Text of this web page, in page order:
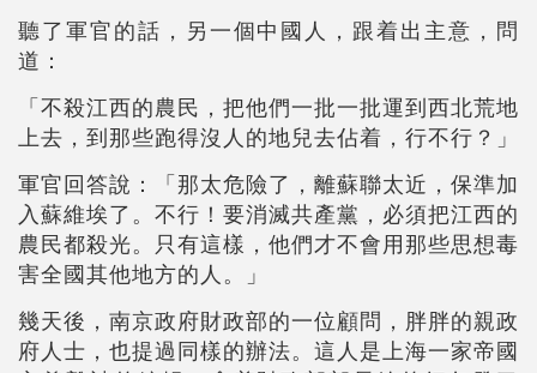
聽了軍官的話，另一個中國人，跟着出主意，問
道：
「不殺江西的農民，把他們一批一批運到西北荒地
上去，到那些跑得沒人的地兒去佔着，行不行？」
軍官回答說：「那太危險了，離蘇聯太近，保準加
入蘇維埃了。不行！要消滅共產黨，必須把江西的
農民都殺光。只有這樣，他們才不會用那些思想毒
害全國其他地方的人。」
幾天後，南京政府財政部的一位顧問，胖胖的親政
府人士，也提過同樣的辦法。這人是上海一家帝國